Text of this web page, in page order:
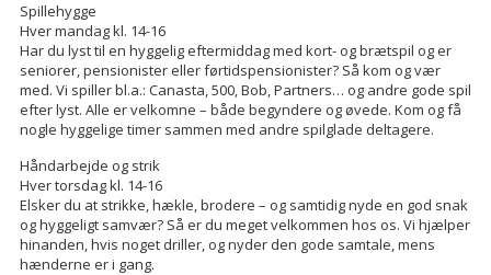
Spillehygge
Hver mandag kl. 14-16
Har du lyst til en hyggelig eftermiddag med kort- og brætspil og er
seniorer, pensionister eller førtidspensionister? Så kom og vær
med. Vi spiller bl.a.: Canasta, 500, Bob, Partners… og andre gode spil
efter lyst. Alle er velkomne – både begyndere og øvede. Kom og få
nogle hyggelige timer sammen med andre spilglade deltagere.
Håndarbejde og strik
Hver torsdag kl. 14-16
Elsker du at strikke, hækle, brodere – og samtidig nyde en god snak
og hyggeligt samvær? Så er du meget velkommen hos os. Vi hjælper
hinanden, hvis noget driller, og nyder den gode samtale, mens
hænderne er i gang.